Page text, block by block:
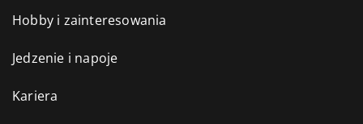
Hobby i zainteresowania
Jedzenie i napoje
Kariera